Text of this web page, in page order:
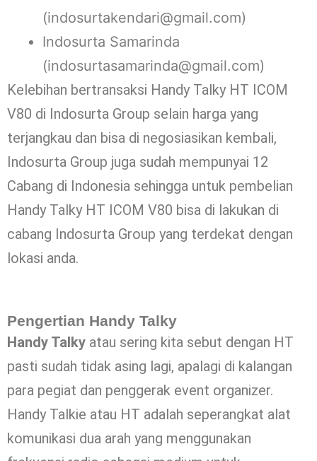
(indosurtakendari@gmail.com)
Indosurta Samarinda
(indosurtasamarinda@gmail.com)
Kelebihan bertransaksi Handy Talky HT ICOM
V80 di Indosurta Group selain harga yang
terjangkau dan bisa di negosiasikan kembali,
Indosurta Group juga sudah mempunyai 12
Cabang di Indonesia sehingga untuk pembelian
Handy Talky HT ICOM V80 bisa di lakukan di
cabang Indosurta Group yang terdekat dengan
lokasi anda.
Pengertian Handy Talky
Handy Talky atau sering kita sebut dengan HT
pasti sudah tidak asing lagi, apalagi di kalangan
para pegiat dan penggerak event organizer.
Handy Talkie atau HT adalah seperangkat alat
komunikasi dua arah yang menggunakan